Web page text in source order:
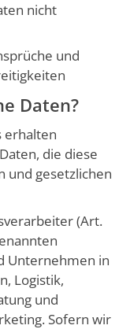
nicht
und
Daten?
erhalten
die diese
und gesetzlichen
(Art.
Unternehmen in
Logistik,
und
Sofern wir